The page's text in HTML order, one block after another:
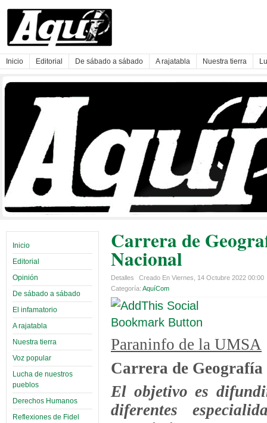
Inicio Editorial De sábado a sábado A rajatabla Nuestra tierra
Inicio
Editorial
Opinión
De sábado a sábado
El infamatorio
A rajatabla
Nuestra tierra
Voz popular
Lucha de nuestros
pueblos
Derechos Humanos
Reflexiones de Fidel
Carrera de
Nacional
Detalles
Creado En Viernes, 14 Octubre 2022 00:00
Categoría: AquíCom
Paraninfo de la UMSA
Carrera de Geografía
El objetivo es
diferentes